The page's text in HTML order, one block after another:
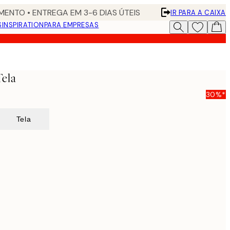
• ENTREGA EM 3-6 DIAS ÚTEIS
IR PARA A CAIXA
INSPIRATIONPARA EMPRESAS
30%*
Tela